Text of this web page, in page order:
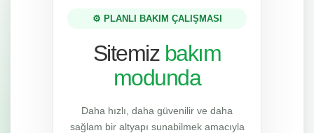
⚙️ PLANLI BAKIM ÇALIŞMASI
Sitemiz bakım
modunda
Daha hızlı, daha güvenilir ve daha
sağlam bir altyapı sunabilmek amacıyla